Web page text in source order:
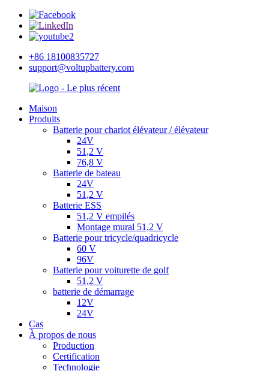
+86 18100835727
support@voltupbattery.com
Maison
Produits
Batterie pour chariot élévateur / élévateur
24V
51,2 V
76,8 V
Batterie de bateau
24V
51,2 V
Batterie ESS
51,2 V empilés
Montage mural 51,2 V
Batterie pour tricycle/quadricycle
60 V
96V
Batterie pour voiturette de golf
51,2 V
batterie de démarrage
12V
24V
Cas
À propos de nous
Production
Certification
Technologie